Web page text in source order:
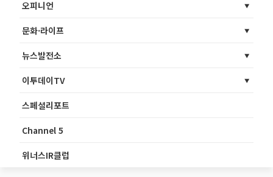
오피니언
문화·라이프
뉴스발전소
이투데이TV
스페셜리포트
Channel 5
위너스IR클럽